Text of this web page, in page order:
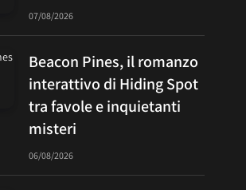
07/08/2026
Beacon Pines, il romanzo
interattivo di Hiding Spot
tra favole e inquietanti
misteri
06/08/2026